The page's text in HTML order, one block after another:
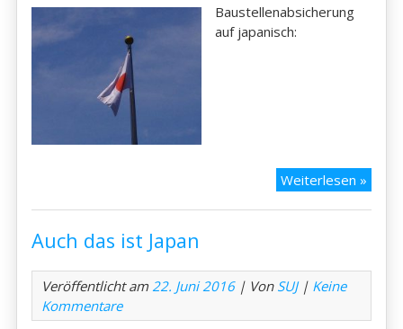
Baustellenabsicherung
auf japanisch:
Weiterlesen »Auch
Auch das ist Japan
Veröffentlicht am 22. Juni 2016| Von SUJ| Keine
Kommentare